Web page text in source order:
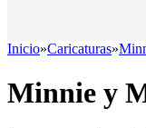
Inicio»Caricaturas»
Minnie y